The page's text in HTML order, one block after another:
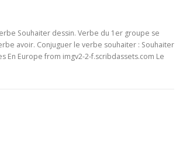
Souhaiter dessin. Verbe du 1er groupe se
avoir. Conjuguer le verbe souhaiter : Souhaiter
En Europe from imgv2-2-f.scribdassets.com Le